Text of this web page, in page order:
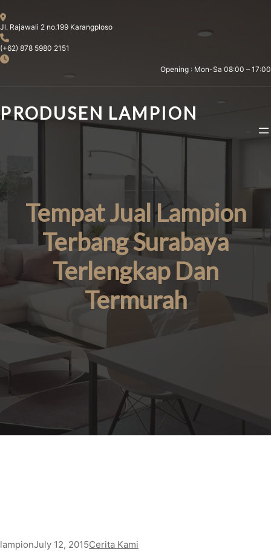
to
content
Jl. Rajawali 2 no.199 Karangploso
(+62) 878 5980 2151
Opening : Mon-Sa 08:00 – 17:00
PRODUSEN LAMPION
Tempat Jual Lampion
Terbang Surabaya
Terlengkap Dan
Termurah
lampionJuly 12, 2015Cerita Kami